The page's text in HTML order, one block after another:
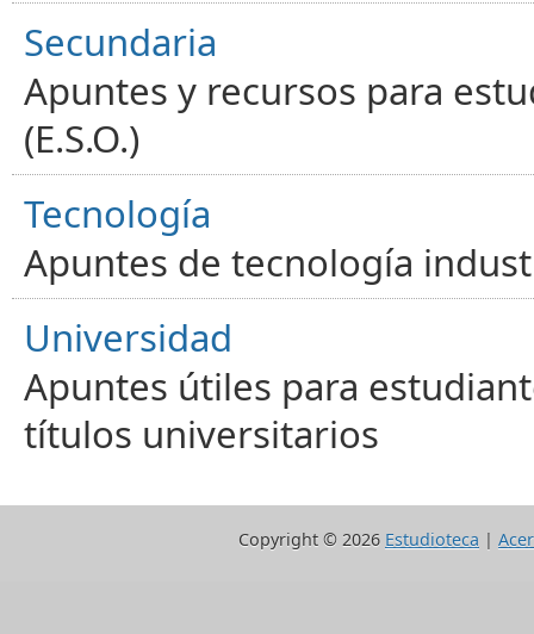
Secundaria
Apuntes y recursos para
(E.S.O.)
Tecnología
Apuntes de tecnología
Universidad
Apuntes útiles para
títulos universitarios
Copyright © 2026 Estudioteca |